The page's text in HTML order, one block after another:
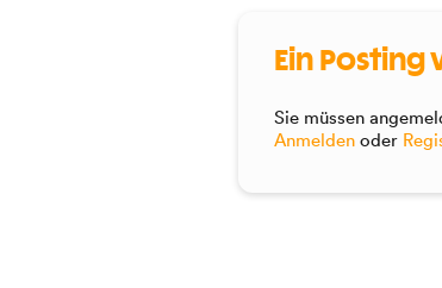
Ein Posting
Sie müssen
Anmelden oder